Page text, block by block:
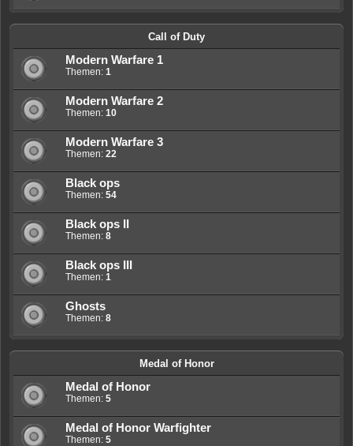
Call of Duty
Modern Warfare 1
Themen: 1
Modern Warfare 2
Themen: 10
Modern Warfare 3
Themen: 22
Black ops
Themen: 54
Black ops II
Themen: 8
Black ops III
Themen: 1
Ghosts
Themen: 8
Medal of Honor
Medal of Honor
Themen: 5
Medal of Honor Warfighter
Themen: 5